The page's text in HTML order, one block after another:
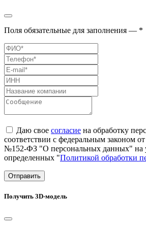
Поля обязательные для заполнения — *
Даю свое согласие на обработку
соответствии с федеральным законом
№152-ФЗ "О персональных данных" на
определенных "Политикой обработки
Отправить
Получить 3D-модель